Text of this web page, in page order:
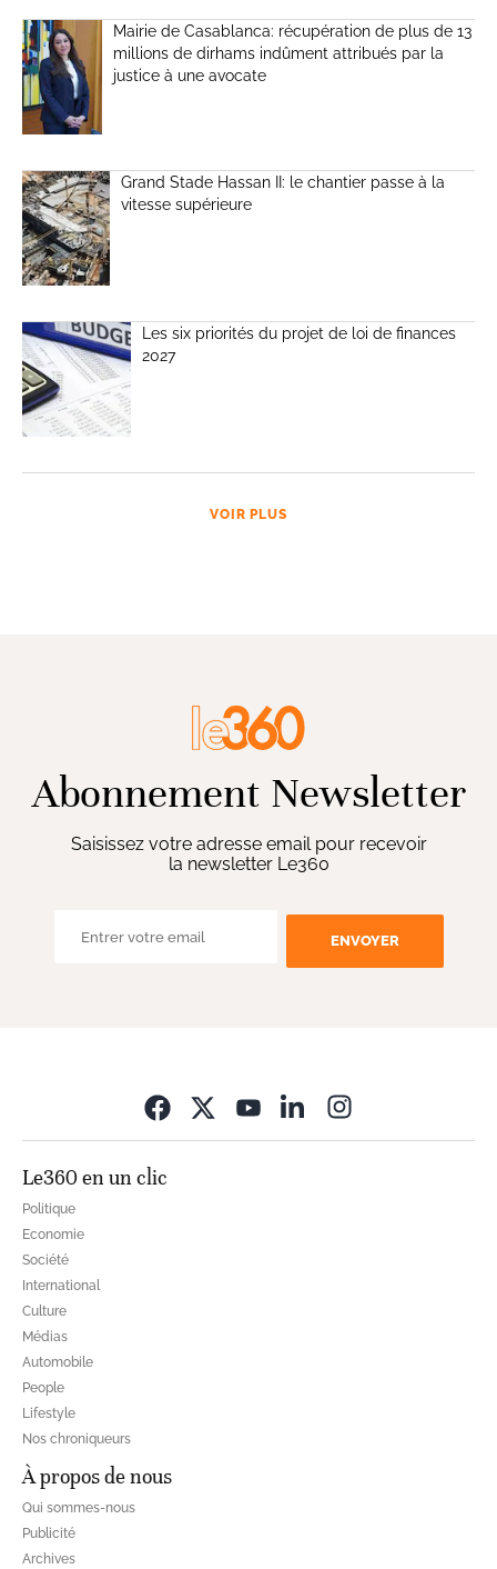
Mairie de Casablanca: récupération de plus de 13
millions de dirhams indûment attribués par la
justice à une avocate
Grand Stade Hassan II: le chantier passe à la
vitesse supérieure
Les six priorités du projet de loi de finances
2027
VOIR PLUS
Abonnement Newsletter
Saisissez votre adresse email pour recevoir
la newsletter Le360
ENVOYER
Le360 en un clic
Politique
Economie
Société
International
Culture
Médias
Automobile
People
Lifestyle
Nos chroniqueurs
À propos de nous
Qui sommes-nous
Publicité
Archives